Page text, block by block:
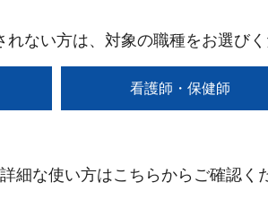
ない方は、対象の職種をお選び
看護師・保健師
細な使い方はこちらからご確認く